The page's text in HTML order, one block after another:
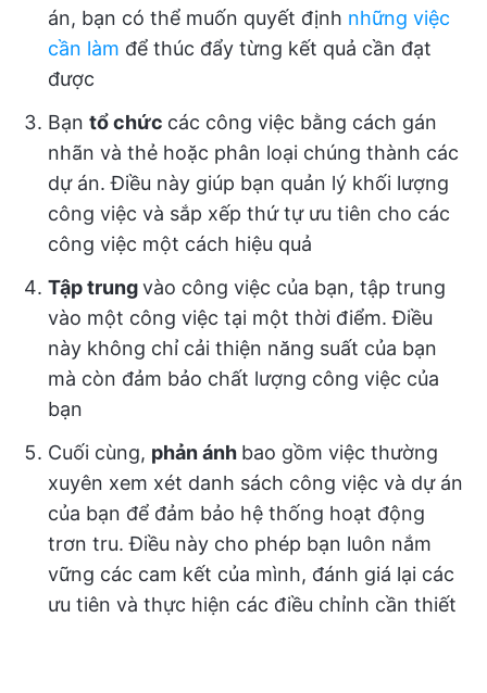
án, bạn có thể muốn quyết định những việc
cần làm để thúc đẩy từng kết quả cần đạt
được
Bạn tổ chức các công việc bằng cách gán
nhãn và thẻ hoặc phân loại chúng thành các
dự án. Điều này giúp bạn quản lý khối lượng
công việc và sắp xếp thứ tự ưu tiên cho các
công việc một cách hiệu quả
Tập trungvào công việc của bạn, tập trung
vào một công việc tại một thời điểm. Điều
này không chỉ cải thiện năng suất của bạn
mà còn đảm bảo chất lượng công việc của
bạn
Cuối cùng, phản ánh bao gồm việc thường
xuyên xem xét danh sách công việc và dự án
của bạn để đảm bảo hệ thống hoạt động
trơn tru. Điều này cho phép bạn luôn nắm
vững các cam kết của mình, đánh giá lại các
ưu tiên và thực hiện các điều chỉnh cần thiết